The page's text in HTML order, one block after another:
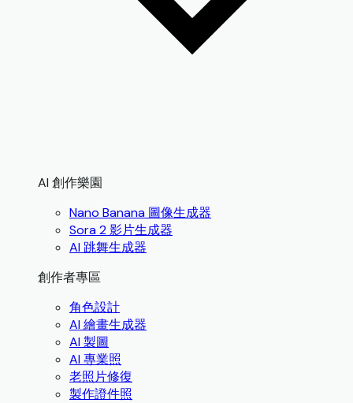
AI 創作樂園
Nano Banana 圖像生成器
Sora 2 影片生成器
AI 跳舞生成器
創作者專區
角色設計
AI 繪畫生成器
AI 製圖
AI 專業照
老照片修復
製作證件照